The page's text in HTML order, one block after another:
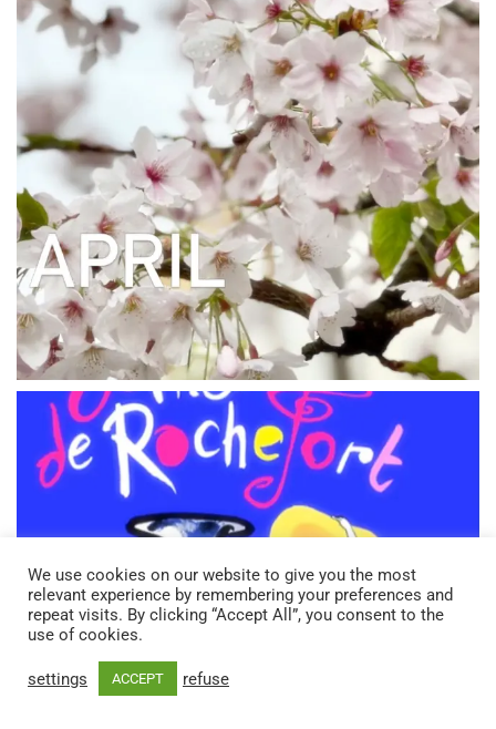
We use cookies on our website to give you the most
relevant experience by remembering your preferences and
repeat visits. By clicking “Accept All”, you consent to the
use of cookies.
settings ACCEPT refuse